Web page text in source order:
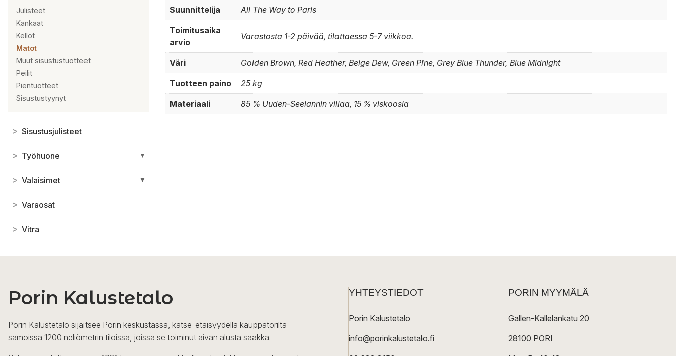
Julisteet
Kankaat
Kellot
Matot
Muut sisustustuotteet
Peilit
Pientuotteet
Sisustustyynyt
> Sisustusjulisteet
> Työhuone ▼
> Valaisimet ▼
> Varaosat
> Vitra
Suunnittelija All The Way to Paris
Toimitusaika
arvio
Varastosta 1-2 päivää, tilattaessa 5-7 viikkoa.
Väri Golden Brown, Red Heather, Beige Dew, Green Pine, Grey Blue Thunder, Blue Midnight
Tuotteen paino 25 kg
Materiaali 85 % Uuden-Seelannin villaa, 15 % viskoosia
Porin Kalustetalo
Porin Kalustetalo sijaitsee Porin keskustassa, katse-etäisyydellä kauppatorilta –
samoissa 1200 neliömetrin tiloissa, joissa se toiminut aivan alusta saakka.
YHTEYSTIEDOT
Porin Kalustetalo
info@porinkalustetalo.fi
PORIN MYYMÄLÄ
Gallen-Kallelankatu 20
28100 PORI